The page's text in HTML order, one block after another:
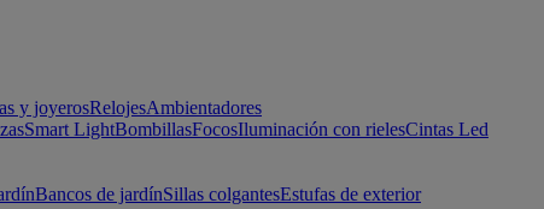
y joyerosRelojesAmbientadores
Smart LightBombillasFocosIluminación con rielesCintas Led
Bancos de jardínSillas colgantesEstufas de exterior